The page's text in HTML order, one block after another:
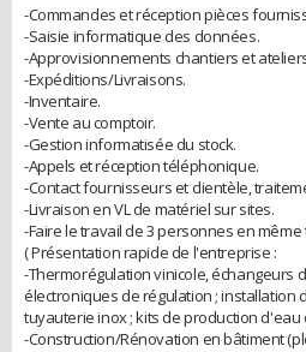
-Commandes et réception pièces
-Saisie informatique des données.
-Approvisionnements chantiers et
-Expéditions/Livraisons.
-Inventaire.
-Vente au comptoir.
-Gestion informatisée du stock.
-Appels et réception téléphonique.
-Contact fournisseurs et clientèle,
-Livraison en VL de matériel sur sites.
-Faire le travail de 3 personnes en même
( Présentation rapide de l'entreprise :
-Thermorégulation vinicole, échangeurs
électroniques de régulation ; installation
tuyauterie inox ; kits de production d'eau
-Construction/Rénovation en bâtiment